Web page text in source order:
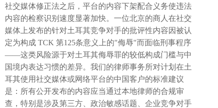
社交媒体修正法之后，平台的内容下架配合义务使违法
内容的检察识别速度显著加快。一位北京的商人在社交
媒体上发布的针对土耳其竞争对手的批评性内容因被认
定为构成 TCK 第125条意义上的"侮辱"而面临刑事程序
——这类风险源于对土耳其侮辱罪的较低构成门槛与中
国境内表达习惯的差异。我们的律师事务所对计划在土
耳其使用社交媒体或网络平台的中国客户的标准建议
是：所有公开发布的内容应当通过本地律师的合规审
查，特别是涉及第三方、政治敏感话题、企业竞争对手